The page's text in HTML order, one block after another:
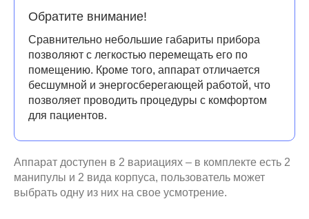
Обратите внимание!
Сравнительно небольшие габариты прибора
позволяют с легкостью перемещать его по
помещению. Кроме того, аппарат отличается
бесшумной и энергосберегающей работой, что
позволяет проводить процедуры с комфортом
для пациентов.
Аппарат доступен в 2 вариациях – в комплекте есть 2
манипулы и 2 вида корпуса, пользователь может
выбрать одну из них на свое усмотрение.